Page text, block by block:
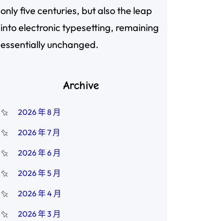
only five centuries, but also the leap
into electronic typesetting, remaining
essentially unchanged.
Archive
2026 年 8 月
2026 年 7 月
2026 年 6 月
2026 年 5 月
2026 年 4 月
2026 年 3 月